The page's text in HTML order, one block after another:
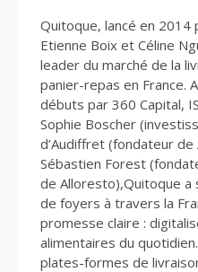
Quitoque, lancé en 2014
Etienne Boix et Céline
leader du marché de la
panier-repas en France.
débuts par 360 Capital,
Sophie Boscher
d’Audiffret (fondateur
Sébastien Forest
de Alloresto),Quitoque a
de foyers à travers la
promesse claire :
alimentaires du
plates-formes de